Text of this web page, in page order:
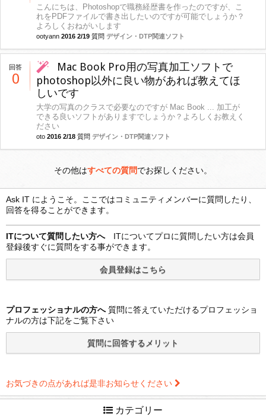
こんにちは、Photoshopで職務経歴書を作ったのですが、こ
れをPDFファイルで書き出したいのですが可能でしょうか？
よろしくおねがいします
ootyann 2016 2/19 質問 デザイン・DTP関連ソフト
回答
0
Mac Book Pro用の写真加工ソフトで
photoshop以外に良い物があれば教えてほ
しいです
大学の写真のクラスで必要なのですが Mac Book ... 加工が
できる良いソフトがありますでしょうか？よろしくお教えく
ださい
oto 2016 2/18 質問 デザイン・DTP関連ソフト
その他はすべての質問でお探しください。
Ask IT にようこそ。ここではコミュニティメンバーに質問したり、
回答を得ることができます。
ITについて質問したい方へITについてプロに質問したい方は会員
登録後すぐに質問をする事ができます。
プロフェッショナルの方へ質問に答えていただけるプロフェッショ
ナルの方は下記をご覧下さい
お気づきの点があれば是非お知らせください
カテゴリー